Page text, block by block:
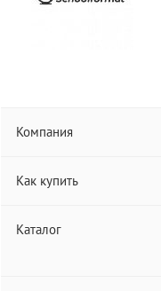
Компания
Как купить
Каталог